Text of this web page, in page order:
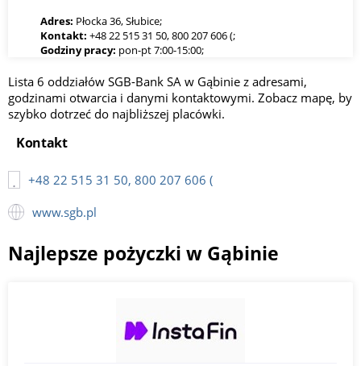
Adres: Płocka 36, Słubice;
Kontakt: +48 22 515 31 50, 800 207 606 (;
Godziny pracy: pon-pt 7:00-15:00;
4 Bank Spółdzielczy w Gąbinie
Adres:Strażacka 6, Dobrzyków;
+48 22 515 31 50, 800 207 606 (;
Adres:Warszawska 144, Sanniki;
Adres:Wyzwolenia 9, Pacyna;
Lista 6 oddziałów SGB-Bank SA w Gąbinie z adresami,
godzinami otwarcia i danymi kontaktowymi. Zobacz mapę, by
szybko dotrzeć do najbliższej placówki.
Kontakt
+48 22 515 31 50, 800 207 606 (
www.sgb.pl
Najlepsze pożyczki w Gąbinie